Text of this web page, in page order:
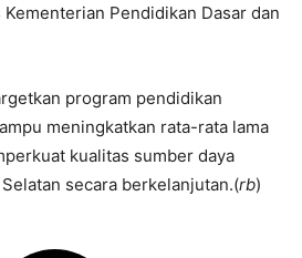
Pendidikan Dasar dan
program pendidikan
meningkatkan rata-rata lama
kualitas sumber daya
secara berkelanjutan.(rb)